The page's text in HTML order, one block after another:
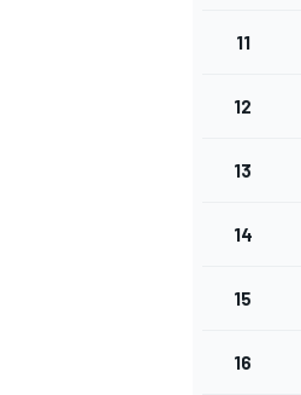
11
12
13
14
15
16